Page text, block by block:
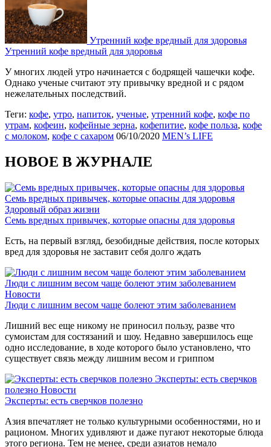
Утренний кофе вредный для здоровья
Утренний кофе вредный для здоровья
У многих людей утро начинается с бодрящей чашечки кофе.
Однако ученые считают эту привычку вредной и с рядом
нежелательных последствий.
Теги: кофе, утро, напиток, ученые, утренний кофе, кофе по
утрам, кофеин, кофейные зерна, кофепитие, кофе польза, кофе
с молоком, кофе с сахаром 06/10/2020 MEN’s LIFE
НОВОЕ В ЖУРНАЛЕ
Семь вредных привычек, которые опасны для здоровья
Здоровый образ жизни
Семь вредных привычек, которые опасны для здоровья
Есть, на первый взгляд, безобидные действия, после которых
вред для здоровья не заставит себя долго ждать
Люди с лишним весом чаще болеют этим заболеванием
Новости
Люди с лишним весом чаще болеют этим заболеванием
Лишний вес еще никому не приносил пользу, разве что
сумоистам для состязаний и шоу. Недавно завершилось еще
одно исследование, в ходе которого было установлено, что
существует связь между лишним весом и гриппом
Эксперты: есть сверчков
полезно Новости
Эксперты: есть сверчков полезно
Азия впечатляет не только культурными особенностями, но и
рационом. Многих удивляют и даже пугают некоторые блюда
этого региона. Тем не менее, среди азиатов немало